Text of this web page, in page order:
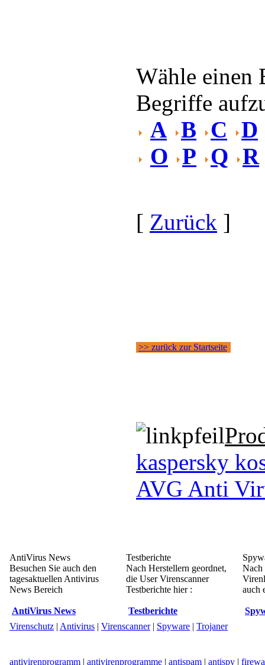
Wähle einen
Begriffe
A B C
D
O P Q R
[ Zurück ]
>> zurück zur Startseite
kaspersky
AVG Anti
AntiVirus News
Besuchen Sie auch den
tagesaktuellen Antivirus
News Bereich
AntiVirus News
Testberichte
Nach Herstellern geordnet,
die User Virenscanner
Testberichte hier :
Testberichte
Nach
auch
Virenschutz | Antivirus | Virenscanner| Spyware | Trojaner
antivirenprogramm | antivirenprogramme | antispam | antispy |